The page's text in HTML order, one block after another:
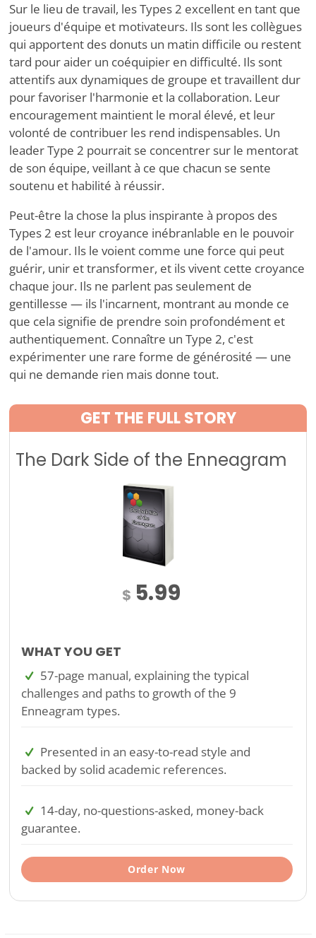
Sur le lieu de travail, les Types 2 excellent en tant que
joueurs d'équipe et motivateurs. Ils sont les collègues
qui apportent des donuts un matin difficile ou restent
tard pour aider un coéquipier en difficulté. Ils sont
attentifs aux dynamiques de groupe et travaillent dur
pour favoriser l'harmonie et la collaboration. Leur
encouragement maintient le moral élevé, et leur
volonté de contribuer les rend indispensables. Un
leader Type 2 pourrait se concentrer sur le mentorat
de son équipe, veillant à ce que chacun se sente
soutenu et habilité à réussir.
Peut-être la chose la plus inspirante à propos des
Types 2 est leur croyance inébranlable en le pouvoir
de l'amour. Ils le voient comme une force qui peut
guérir, unir et transformer, et ils vivent cette croyance
chaque jour. Ils ne parlent pas seulement de
gentillesse — ils l'incarnent, montrant au monde ce
que cela signifie de prendre soin profondément et
authentiquement. Connaître un Type 2, c'est
expérimenter une rare forme de générosité — une
qui ne demande rien mais donne tout.
GET THE FULL STORY
The Dark Side of the Enneagram
$ 5.99
WHAT YOU GET
57-page manual, explaining the typical
challenges and paths to growth of the 9
Enneagram types.
Presented in an easy-to-read style and
backed by solid academic references.
14-day, no-questions-asked, money-back
guarantee.
Order Now